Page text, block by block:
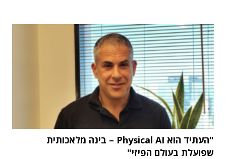
"העתיד הוא Physical AI – בינה מלאכותית
שפועלת בעולם הפיזי"